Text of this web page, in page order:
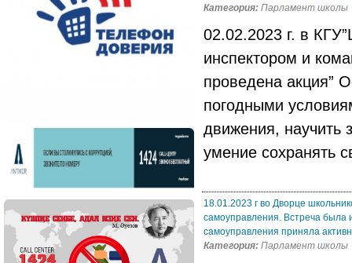
Категория: Парламент школы
02.02.2023 г. в
инспектором и
проведена акция”
погодными
движения, научить
умение сохранять
18.01.2023 г во Дворце
самоуправления. Встреча была
самоуправления приняла
Категория: Парламент школы